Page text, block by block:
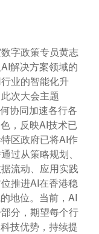
字政策专员黄志
解决方案领域的
业的智能化升
次大会主题
协同加速各行各
，反映AI技术已
区政府已将AI作
过从策略规划、
流动、应用实践
推进AI在香港稳
地位。当前，AI
分，期望每个行
技优势，持续提